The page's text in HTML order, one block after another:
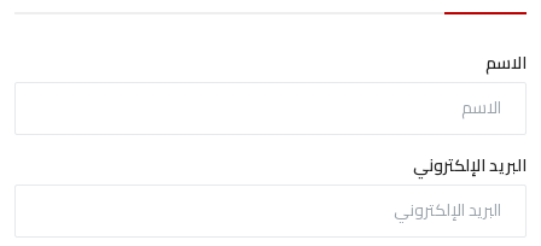
الاسم
البريد الإلكتروني